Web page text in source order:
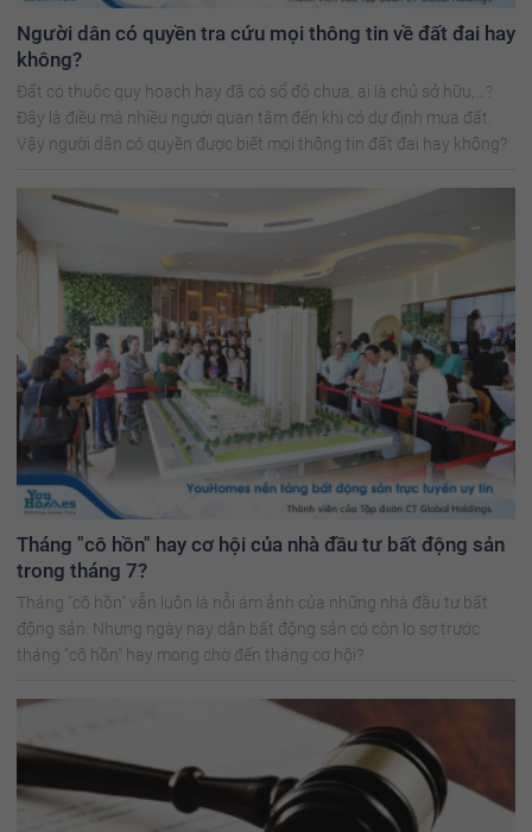
Người dân có quyền tra cứu mọi thông tin về đất đai hay
không?
Đất có thuộc quy hoạch hay đã có sổ đỏ chưa, ai là chủ sở hữu,…?
Đây là điều mà nhiều người quan tâm đến khi có dự định mua đất.
Vậy người dân có quyền được biết mọi thông tin đất đai hay không?
Tháng "cô hồn" hay cơ hội của nhà đầu tư bất động sản
trong tháng 7?
Tháng "cô hồn" vẫn luôn là nỗi ám ảnh của những nhà đầu tư bất
động sản. Nhưng ngày nay dân bất động sản có còn lo sợ trước
tháng "cô hồn" hay mong chờ đến tháng cơ hội?